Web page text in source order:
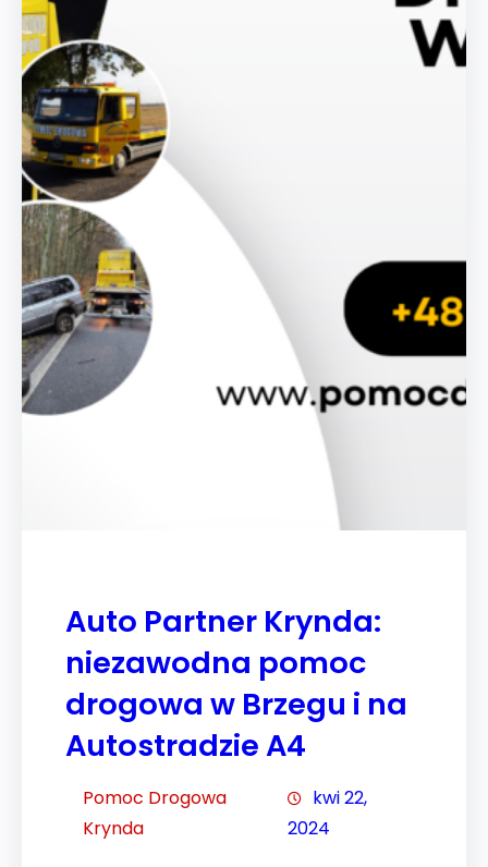
Auto Partner Krynda:
niezawodna pomoc
drogowa w Brzegu i na
Autostradzie A4
Pomoc Drogowa
Krynda
kwi 22,
2024